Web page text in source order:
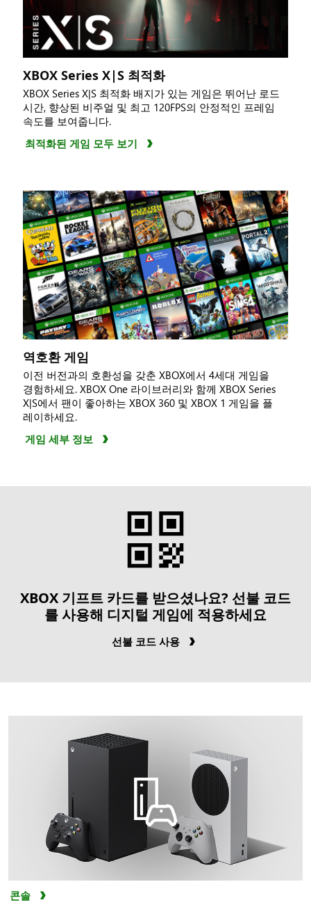
XBOX Series X|S 최적화
XBOX Series X|S 최적화 배지가 있는 게임은 뛰어난 로드
시간, 향상된 비주얼 및 최고 120FPS의 안정적인 프레임
속도를 보여줍니다.
최적화된 게임 모두 보기
역호환 게임
이전 버전과의 호환성을 갖춘 XBOX에서 4세대 게임을
경험하세요. XBOX One 라이브러리와 함께 XBOX Series
X|S에서 팬이 좋아하는 XBOX 360 및 XBOX 1 게임을 플
레이하세요.
게임 세부 정보
XBOX 기프트 카드를 받으셨나요? 선불 코드
를 사용해 디지털 게임에 적용하세요
선불 코드 사용
콘솔